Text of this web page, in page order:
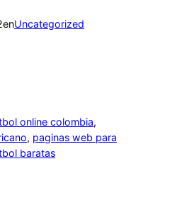
enUncategorized
online colombia
, paginas web para
baratas